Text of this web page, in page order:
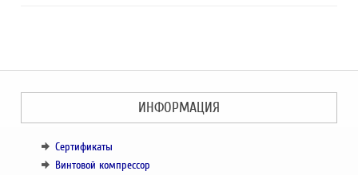
ИНФОРМАЦИЯ
Сертификаты
Винтовой компрессор